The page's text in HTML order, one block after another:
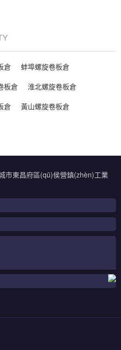
倉
蚌埠螺旋卷板倉
板倉
淮北螺旋卷板倉
倉
黃山螺旋卷板倉
市東昌府區(qū)侯營鎮(zhèn)工業